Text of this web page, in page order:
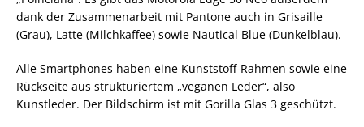
dank der Zusammenarbeit mit Pantone auch in Grisaille
(Grau), Latte (Milchkaffee) sowie Nautical Blue (Dunkelblau).
Alle Smartphones haben eine Kunststoff-Rahmen sowie eine
Rückseite aus strukturiertem „veganen Leder“, also
Kunstleder. Der Bildschirm ist mit Gorilla Glas 3 geschützt.